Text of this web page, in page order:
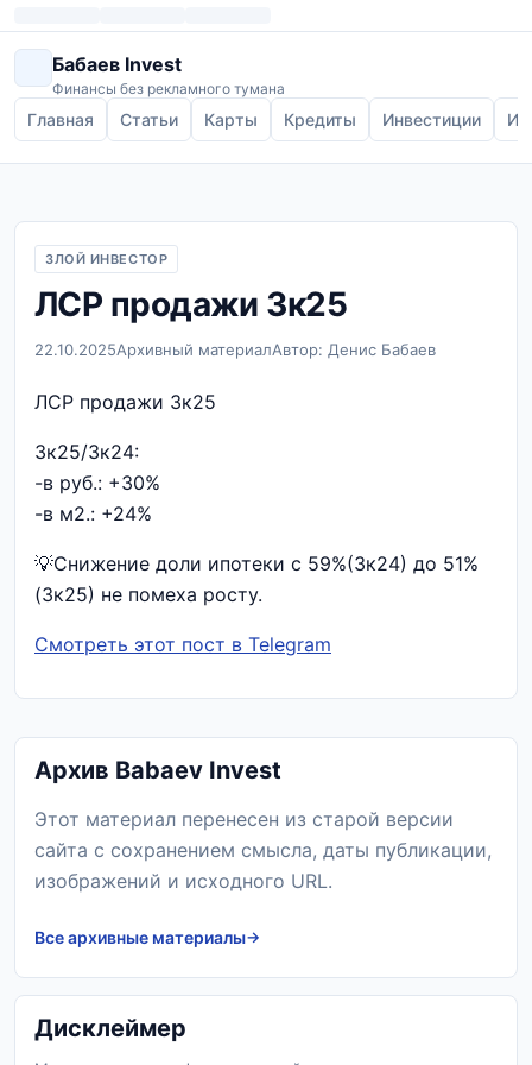
Бабаев Invest
Финансы без рекламного тумана
Главная Статьи Карты Кредиты Инвестиции
ЗЛОЙ ИНВЕСТОР
ЛСР продажи 3к25
22.10.2025Архивный материалАвтор: Денис Бабаев
ЛСР продажи 3к25
3к25/3к24:
-в руб.: +30%
-в м2.: +24%
💡Снижение доли ипотеки с 59%(3к24) до 51%
(3к25) не помеха росту.
Смотреть этот пост в Telegram
Архив Babaev Invest
Этот материал перенесен из старой версии
сайта с сохранением смысла, даты публикации,
изображений и исходного URL.
Все архивные материалы
Дисклеймер